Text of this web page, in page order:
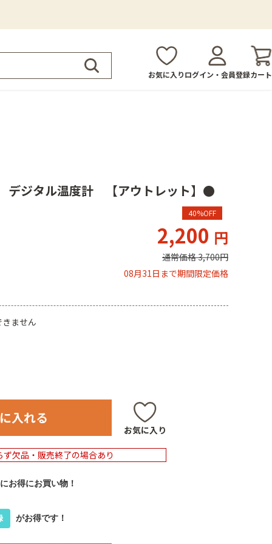
お気に入りログイン・会員登録カート
ジタル温度計 【アウトレット】●
40%OFF
2,200
通常価格 3,700
08月31日まで期間限定価格
ません
入れる
お気に入り
欠品・販売終了の場合あり
お得にお買い物！
がお得です！